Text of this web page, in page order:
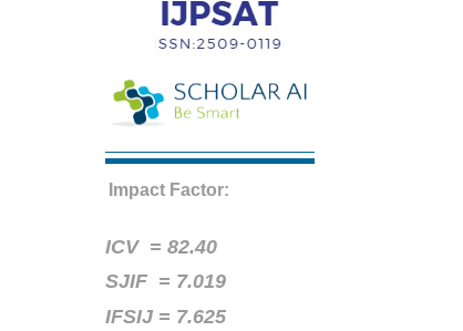
Impact Factor:
ICV =82.40
SJIF = 7.019
IFSIJ = 7.625